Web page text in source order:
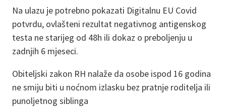
Na ulazu je potrebno pokazati Digitalnu EU Covid
potvrdu, ovlašteni rezultat negativnog antigenskog
testa ne starijeg od 48h ili dokaz o preboljenju u
zadnjih 6 mjeseci.
Obiteljski zakon RH nalaže da osobe ispod 16 godina
ne smiju biti u noćnom izlasku bez pratnje roditelja ili
punoljetnog siblinga